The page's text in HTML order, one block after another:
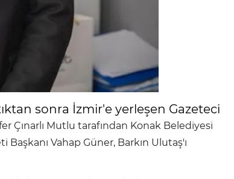
sonra İzmir'e yerleşen Gazeteci
Çınarlı Mutlu tarafından Konak Belediyesi
Vahap Güner, Barkın Ulutaş'ı